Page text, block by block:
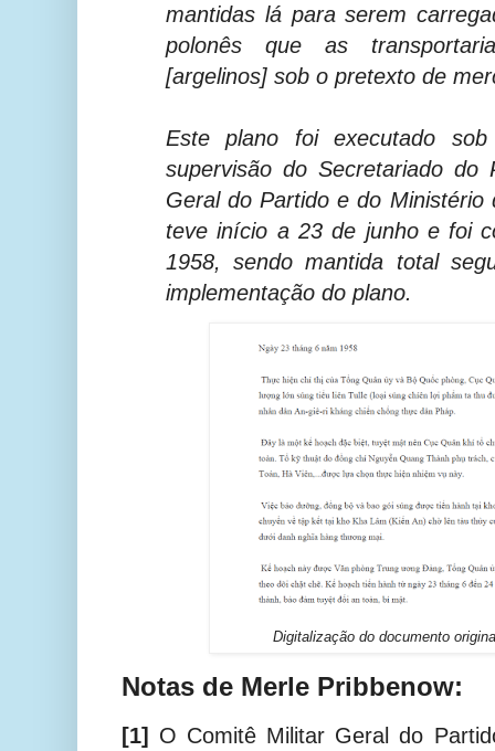
mantidas lá para serem
polonês que as
[argelinos] sob o pretexto de
Este plano foi executado
supervisão do Secretariado do
Geral do Partido e do Ministério
teve início a 23 de junho e foi
1958, sendo mantida total
implementação do plano.
Digitalização do documento
Notas de Merle Pribbenow:
[1] O Comitê Militar Geral do